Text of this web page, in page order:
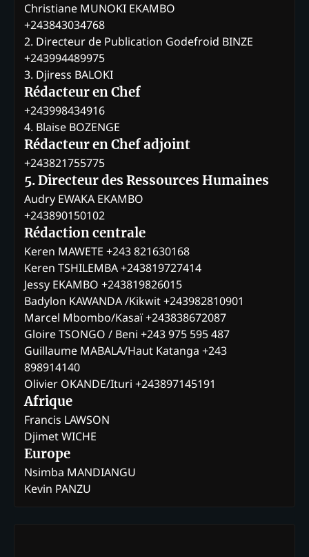
Christiane MUNOKI EKAMBO
+243843034768
2. Directeur de Publication Godefroid BINZE
+243994489975
3. Djiress BALOKI
Rédacteur en Chef
+243998434916
4. Blaise BOZENGE
Rédacteur en Chef adjoint
+243821755775
5. Directeur des Ressources Humaines
Audry EWAKA EKAMBO
+243890150102
Rédaction centrale
Keren MAWETE +243 821630168
Keren TSHILEMBA +243819727414
Jessy EKAMBO +243819826015
Badylon KAWANDA /Kikwit +243982810901
Marcel Mbombo/Kasaï +243838672087
Gloire TSONGO / Beni +243 975 595 487
Guillaume MABALA/Haut Katanga +243
898914140
Olivier OKANDE/Ituri +243897145191
Afrique
Francis LAWSON
Djimet WICHE
Europe
Nsimba MANDIANGU
Kevin PANZU